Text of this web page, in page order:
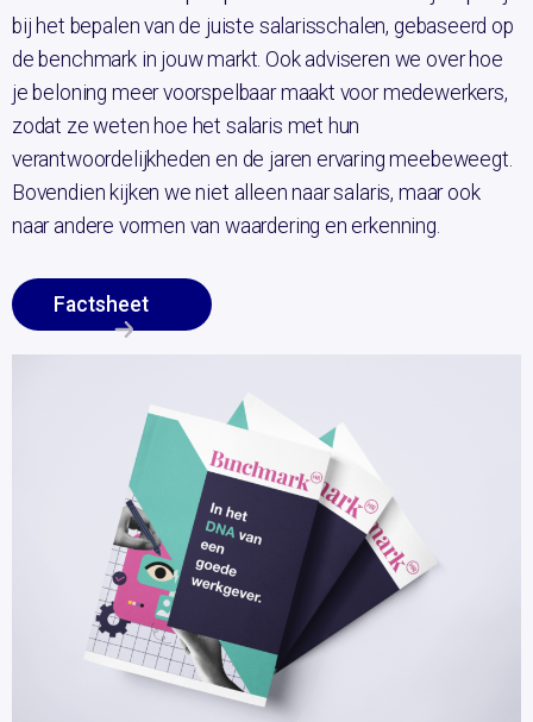
bij het bepalen van de juiste salarisschalen, gebaseerd op
de benchmark in jouw markt. Ook adviseren we over hoe
je beloning meer voorspelbaar maakt voor medewerkers,
zodat ze weten hoe het salaris met hun
verantwoordelijkheden en de jaren ervaring meebeweegt.
Bovendien kijken we niet alleen naar salaris, maar ook
naar andere vormen van waardering en erkenning.
Factsheet